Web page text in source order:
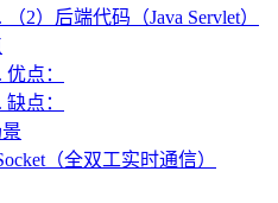
（2）后端代码（Java Servlet）
优点：
缺点：
（全双工实时通信）